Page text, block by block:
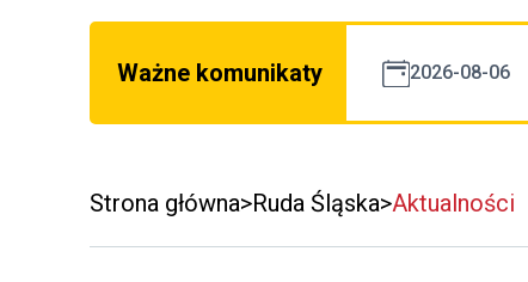
Ważne komunikaty 2026-08-06
Strona główna Ruda Śląska Aktualności